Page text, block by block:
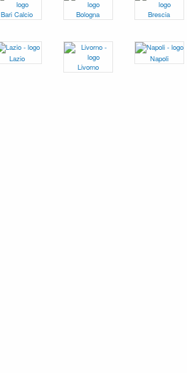
Bari Calcio Bologna Brescia
Lazio
Livorno
Napoli